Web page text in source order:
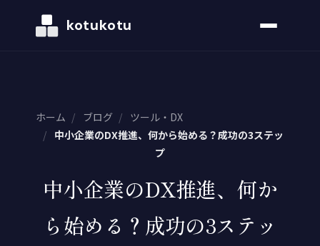
kotukotu
ホーム / ブログ / ツール・DX
/
中小企業のDX推進、何から始める？成功の3ステッ
プ
中小企業のDX推進、何か
ら始める？成功の3ステッ